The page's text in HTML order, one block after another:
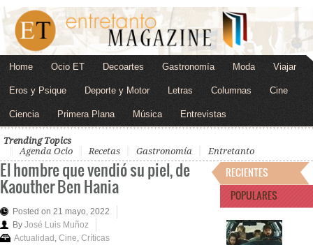
Home Ocio ET Decoartes Gastronomía Moda Viajar
Eros y Psique Deporte y Motor Letras Columnas Cine
Ciencia Primera Plana Música Entrevistas
Trending Topics
Agenda Ocio
Recetas Gastronomía Entretanto
El hombre que vendió su piel, de
Kaouther Ben Hania
Posted on 21 mayo, 2022
By José Luis Muñoz
Actualidad Cine Críticas
RECIENTES
POPULARES